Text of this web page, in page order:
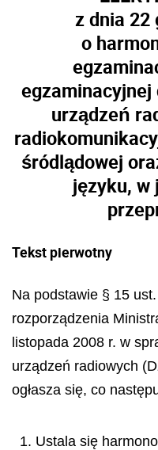
z dnia 22
o
urządzeń
śródlądowej
języku, w
Tekst pierwotny
Na podstawie § 15
rozporządzenia
listopada 2008 r. w
urządzeń radiowych
ogłasza się, co
1. Ustala się